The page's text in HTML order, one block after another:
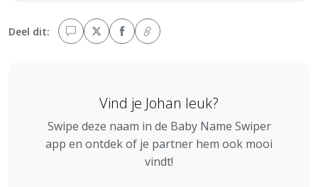
Deel dit:
Vind je Johan leuk?
Swipe deze naam in de Baby Name Swiper
app en ontdek of je partner hem ook mooi
vindt!